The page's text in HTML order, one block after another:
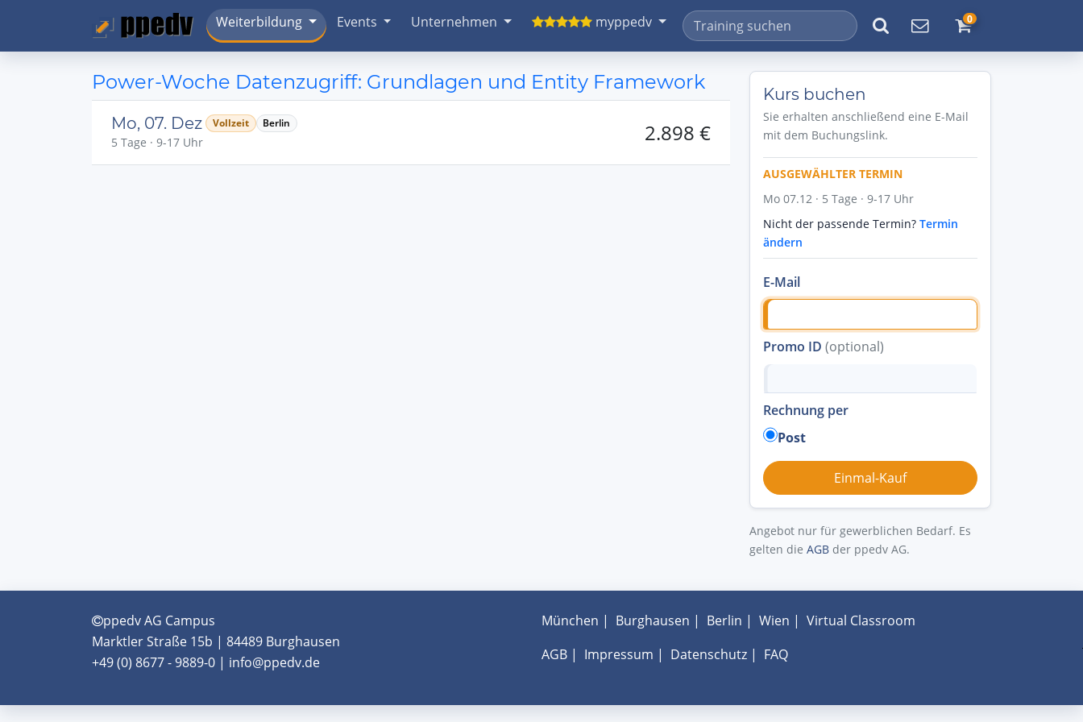
Weiterbildung Events Unternehmen myppedv 0
Power-Woche Datenzugriff: Grundlagen und Entity Framework
Mo, 07. Dez Vollzeit Berlin
5 Tage · 9-17 Uhr 2.898 €
Kurs buchen
Sie erhalten anschließend eine E-Mail
mit dem Buchungslink.
AUSGEWÄHLTER TERMIN
Mo 07.12 · 5 Tage · 9-17 Uhr
Nicht der passende Termin? Termin
ändern
E-Mail
Promo ID (optional)
Rechnung per
Post
Angebot nur für gewerblichen Bedarf. Es
gelten die AGB der ppedv AG.
ppedv AG Campus
Marktler Straße 15b | 84489 Burghausen
+49 (0) 8677 - 9889-0 | info@ppedv.de
München | Burghausen | Berlin | Wien | Virtual Classroom
AGB| Impressum | Datenschutz| FAQ